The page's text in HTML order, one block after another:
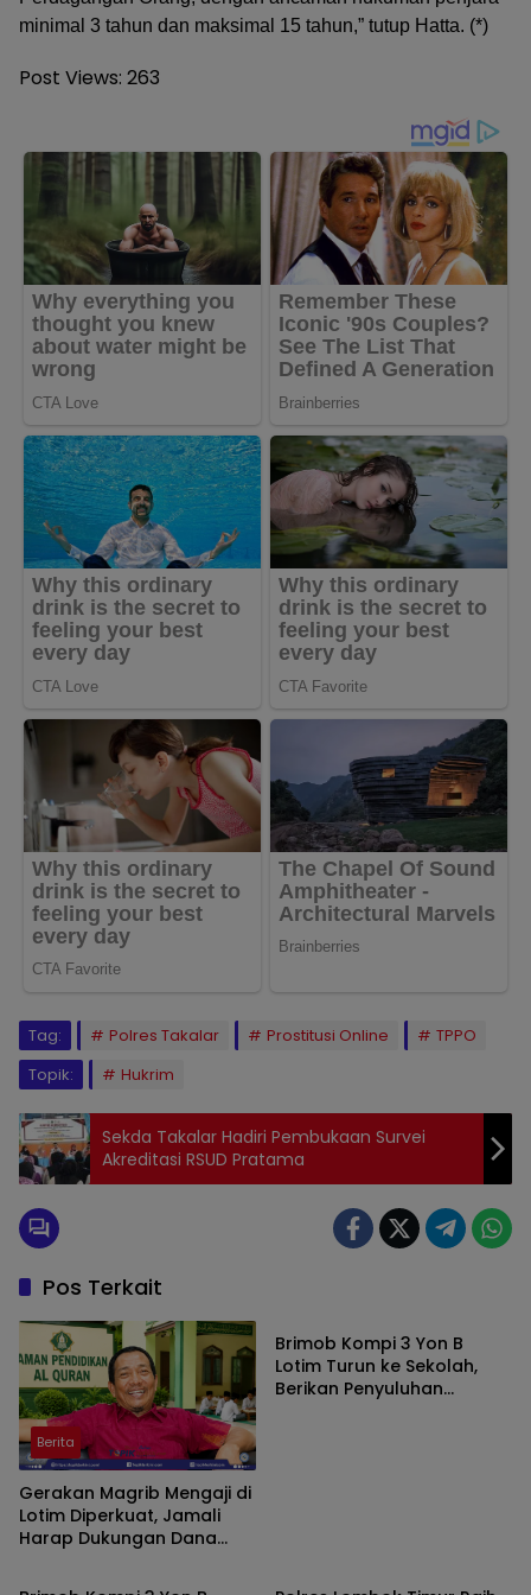
minimal 3 tahun dan maksimal 15 tahun,” tutup Hatta. (*)
Post Views: 263
Tag: Polres Takalar Prostitusi Online
TPPO
Topik:
Hukrim
Sekda Takalar Hadiri Pembukaan Survei
Akreditasi RSUD Pratama
Pos Terkait
Berita
Gerakan Magrib Mengaji di
Lotim Diperkuat, Jamali
Harap Dukungan Dana
Brimob Kompi 3 Yon B
Lotim Turun ke Sekolah,
Berikan Penyuluhan
Berita